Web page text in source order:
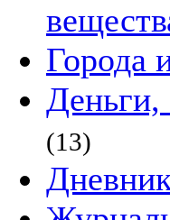
Города
(13)